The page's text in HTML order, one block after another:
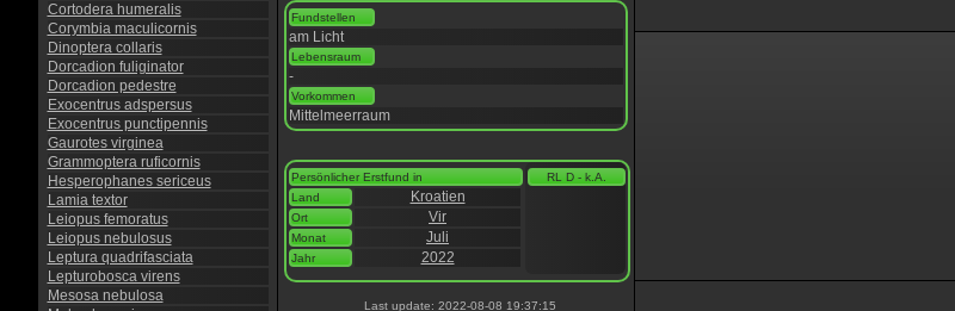
Cortodera humeralis
Corymbia maculicornis
Dinoptera collaris
Dorcadion fuliginator
Dorcadion pedestre
Exocentrus adspersus
Exocentrus punctipennis
Gaurotes virginea
Grammoptera ruficornis
Hesperophanes sericeus
Lamia textor
Leiopus femoratus
Leiopus nebulosus
Leptura quadrifasciata
Lepturobosca virens
Mesosa nebulosa
Fundstellen
am Licht
Lebensraum
-
Vorkommen
Mittelmeerraum
Persönlicher Erstfund in
Land
Kroatien
Ort Vir
Monat Juli
Jahr 2022
RL D - k.A.
Last update: 2022-08-08 19:37:15